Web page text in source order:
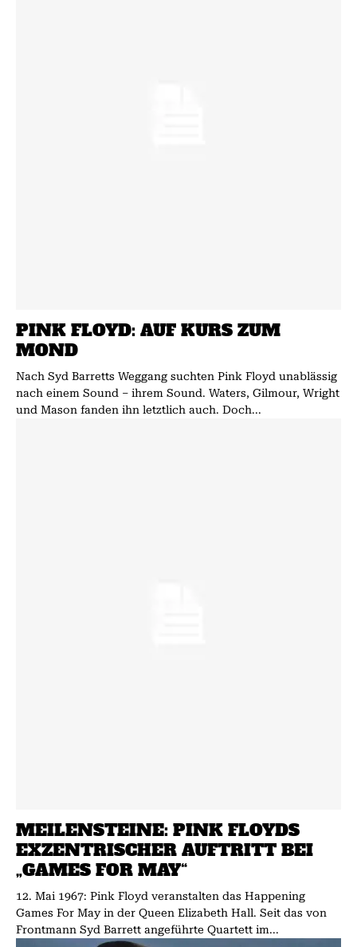
PINK FLOYD: AUF KURS ZUM
MOND
Nach Syd Barretts Weggang suchten Pink Floyd unablässig
nach einem Sound – ihrem Sound. Waters, Gilmour, Wright
und Mason fanden ihn letztlich auch. Doch...
MEILENSTEINE: PINK FLOYDS
EXZENTRISCHER AUFTRITT BEI
„GAMES FOR MAY“
12. Mai 1967: Pink Floyd veranstalten das Happening
Games For May in der Queen Elizabeth Hall. Seit das von
Frontmann Syd Barrett angeführte Quartett im...